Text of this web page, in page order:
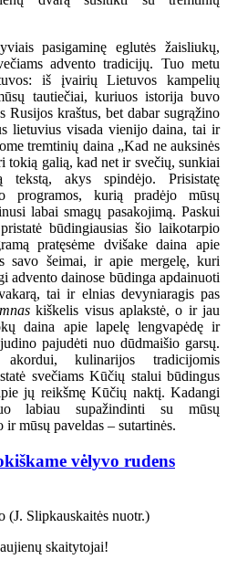
pasigaminę eglutės žaisliukų,
advento tradicijų. Tuo metu
iš įvairių Lietuvos kampelių
tautiečiai, kuriuos istorija buvo
Rusijos kraštus, bet dabar sugrąžino
lietuvius visada vienijo daina, tai ir
tremtinių daina „Kad ne auksinės
tokią galią, kad net ir svečių, sunkiai
tekstą, akys spindėjo. Prisistatę
programos, kurią pradėjo mūsų
labai smagų pasakojimą. Paskui
būdingiausias šio laikotarpio
pratęsėme dvišake daina apie
savo šeimai, ir apie mergelę, kuri
advento dainose būdinga apdainuoti
tai ir elnias devyniaragis pas
kiškelis visus aplakstė, o ir jau
daina apie lapelę lengvapėdę ir
pajudėti nuo dūdmaišio garsų.
kulinarijos tradicijomis
svečiams Kūčių stalui būdingus
jų reikšmę Kūčių naktį. Kadangi
labiau supažindinti su mūsų
mūsų paveldas – sutartinės.
vėlyvo rudens
skaitytojai!